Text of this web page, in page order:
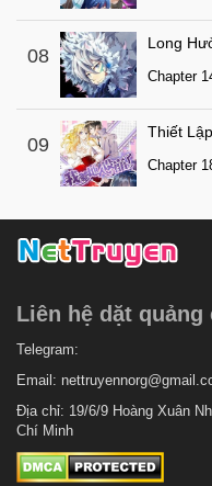
Chapter 4
Chapter 3
Chapter 2
Chapter 1
08
Long
Chapter
09
Thiết
Chapter
Liên hệ dặt quảng
Telegram:
Email:
Địa chỉ: 19/6/9 Hoàng Xuân
Chí Minh